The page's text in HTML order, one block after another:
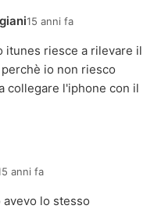
15 anni fa
itunes riesce a rilevare il
io non riesco
collegare l'iphone con il
anni fa
avevo lo stesso